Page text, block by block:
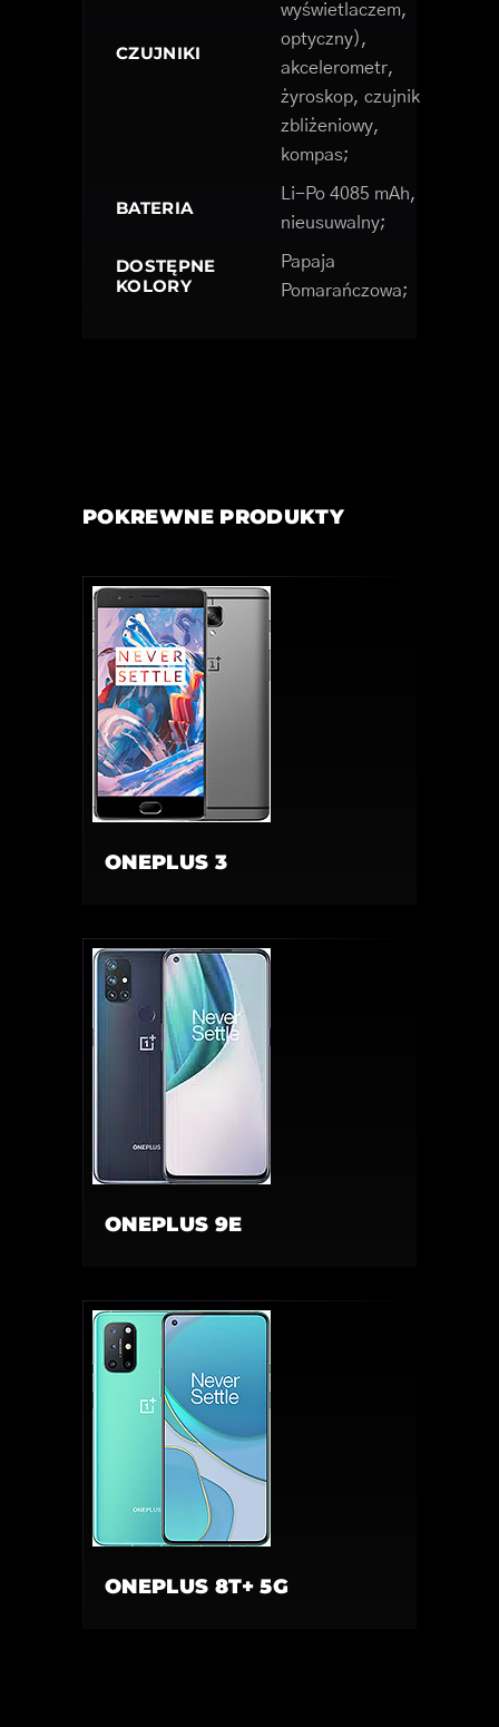
CZUJNIKI
wyświetlaczem,
optyczny),
akcelerometr,
żyroskop, czujnik
zbliżeniowy,
kompas;
BATERIA
Li-Po 4085 mAh,
nieusuwalny;
DOSTĘPNE
KOLORY
Papaja
Pomarańczowa;
POKREWNE PRODUKTY
ONEPLUS 3
ONEPLUS 9E
ONEPLUS 8T+ 5G